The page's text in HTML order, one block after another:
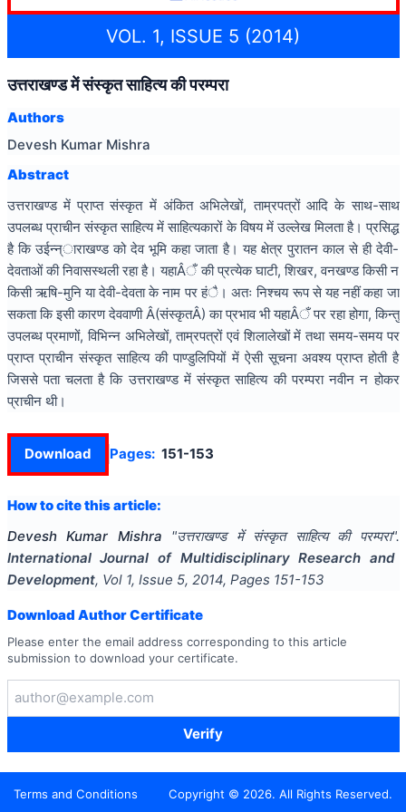
VOL. 1, ISSUE 5 (2014)
उत्तराखण्ड में संस्कृत साहित्य की परम्परा
Authors
Devesh Kumar Mishra
Abstract
उत्तराखण्ड में प्राप्त संस्कृत में अंकित अभिलेखों, ताम्रपत्रों आदि के साथ-साथ
उपलब्ध प्राचीन संस्कृत साहित्य में साहित्यकारों के विषय में उल्लेख मिलता है। प्रसिद्ध
है कि उईन्न्ाराखण्ड को देव भूमि कहा जाता है। यह क्षेत्र पुरातन काल से ही देवी-
देवताओं की निवासस्थली रहा है। यहाÂँ की प्रत्येक घाटी, शिखर, वनखण्ड किसी न
किसी ऋषि-मुनि या देवी-देवता के नाम पर हंै। अतः निश्चय रूप से यह नहीं कहा जा
सकता कि इसी कारण देववाणी Â(संस्कृतÂ) का प्रभाव भी यहाÂँ पर रहा होगा, किन्तु
उपलब्ध प्रमाणों, विभिन्न अभिलेखों, ताम्रपत्रों एवं शिलालेखों में तथा समय-समय पर
प्राप्त प्राचीन संस्कृत साहित्य की पाण्डुलिपियों में ऐसी सूचना अवश्य प्राप्त होती है
जिससे पता चलता है कि उत्तराखण्ड में संस्कृत साहित्य की परम्परा नवीन न होकर
प्राचीन थी।
Download Pages: 151-153
How to cite this article:
Devesh Kumar Mishra
"उत्तराखण्ड में संस्कृत साहित्य की परम्परा".
International Journal of Multidisciplinary Research and
Development, Vol 1, Issue 5, 2014, Pages 151-153
Download Author Certificate
Please enter the email address corresponding to this article
submission to download your certificate.
Verify
Terms and Conditions Copyright © 2026. All Rights Reserved.